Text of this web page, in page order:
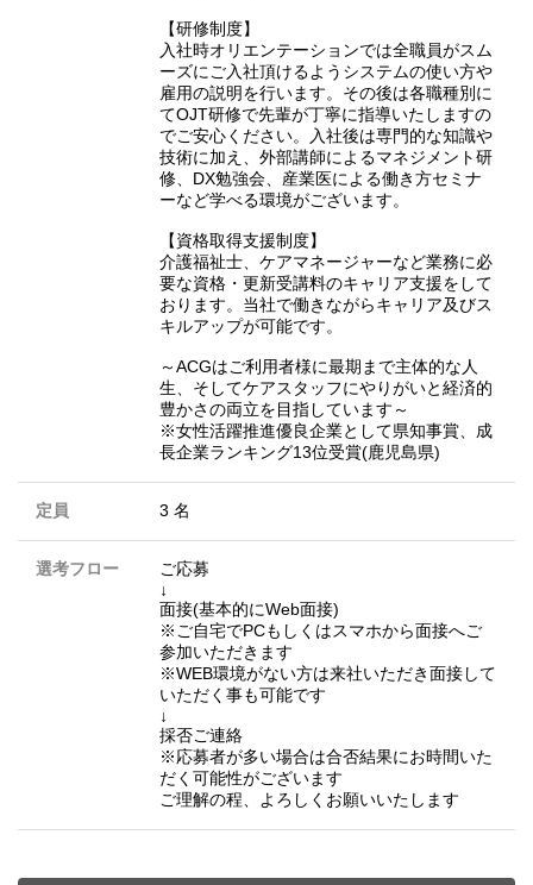
【研修制度】
入社時オリエンテーションでは全職員がスム
ーズにご入社頂けるようシステムの使い方や
雇用の説明を行います。その後は各職種別に
てOJT研修で先輩が丁寧に指導いたしますの
でご安心ください。入社後は専門的な知識や
技術に加え、外部講師によるマネジメント研
修、DX勉強会、産業医による働き方セミナ
ーなど学べる環境がございます。
【資格取得支援制度】
介護福祉士、ケアマネージャーなど業務に必
要な資格・更新受講料のキャリア支援をして
おります。当社で働きながらキャリア及びス
キルアップが可能です。
～ACGはご利用者様に最期まで主体的な人
生、そしてケアスタッフにやりがいと経済的
豊かさの両立を目指しています～
※女性活躍推進優良企業として県知事賞、成
長企業ランキング13位受賞(鹿児島県)
定員 3 名
選考フロー
ご応募
↓
面接(基本的にWeb面接)
※ご自宅でPCもしくはスマホから面接へご
参加いただきます
※WEB環境がない方は来社いただき面接して
いただく事も可能です
↓
採否ご連絡
※応募者が多い場合は合否結果にお時間いた
だく可能性がございます
ご理解の程、よろしくお願いいたします